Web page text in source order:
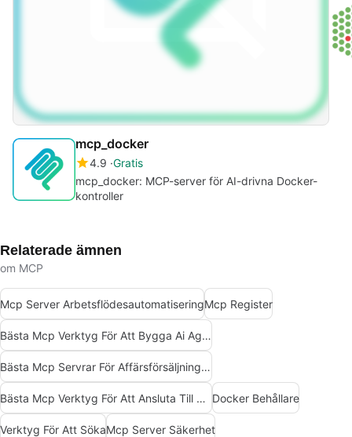
mcp_docker
4.9 Gratis
mcp_docker: MCP-server för AI-drivna Docker-
kontroller
Relaterade ämnen
om MCP
Mcp Server ArbetsflödesautomatiseringMcp Register
Bästa Mcp Verktyg För Att Bygga Ai Agenter
Bästa Mcp Servrar För Affärsförsäljning Marknadsföring
Bästa Mcp Verktyg För Att Ansluta Till Data Docker Behållare
Verktyg För Att SökaMcp Server Säkerhet